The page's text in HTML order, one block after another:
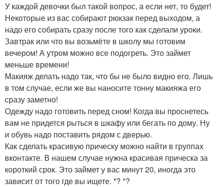
У каждой девочки был такой вопрос, а если нет, то будет!
Некоторые из вас собирают рюкзак перед выходом, а
надо его собирать сразу после того как сделали уроки.
Завтрак или что вы возьмёте в школу мы готовим
вечером! А утром можно все подогреть. Это займет
меньше времени!
Макияж делать надо так, что бы не было видно его. Лишь
в том случае, если же вы наносите тонну макияжа его
сразу заметно!
Одежду надо готовить перед сном! Когда вы проснетесь
вам не придется рыться в шкафу или бегать по дому. Ну
и обувь надо поставить рядом с дверью.
Как сделать красивую прическу можно найти в группах
вконтакте. В нашем случае нужна красивая прическа за
короткий срок. Это займет у вас минут 20, иногда это
зависит от того где вы ищете. *? *?